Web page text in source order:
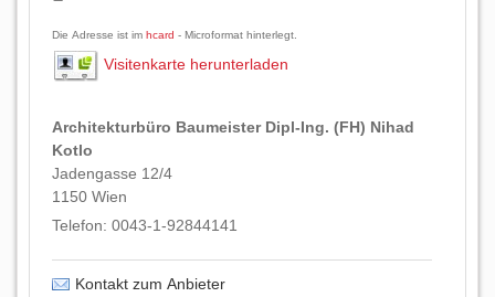
Die Adresse ist im hcard - Microformat hinterlegt.
Visitenkarte herunterladen
Architekturbüro Baumeister Dipl-Ing. (FH) Nihad
Kotlo
Jadengasse 12/4
1150 Wien
Telefon: 0043-1-92844141
Kontakt zum Anbieter